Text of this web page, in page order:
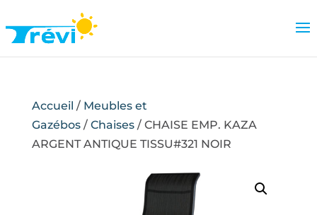
Accueil / Meubles et
Gazébos/ Chaises/ CHAISE EMP. KAZA
ARGENT ANTIQUE TISSU#321 NOIR